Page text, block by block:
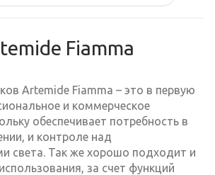
Fiamma
Artemide Fiamma – это в первую
и коммерческое
обеспечивает потребность в
и контроле над
света. Так же хорошо подходит и
за счет функций